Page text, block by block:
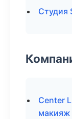
Студия
Center
макияж